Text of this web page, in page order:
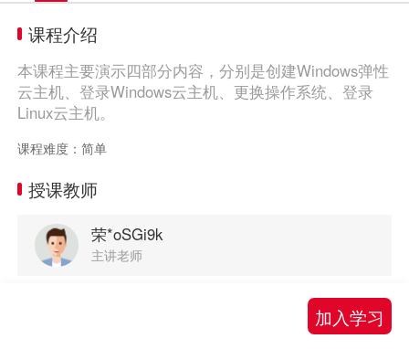
课程介绍
本课程主要演示四部分内容，分别是创建Windows弹性
云主机、登录Windows云主机、更换操作系统、登录
Linux云主机。
课程难度：简单
授课教师
荣*oSGi9k
主讲老师
加入学习